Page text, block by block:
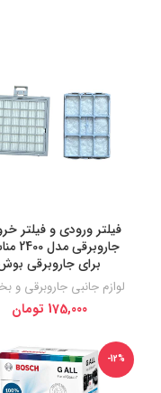
فیلتر ورودی و فیلتر
برای جاروبرقی
لوازم جانبی جاروبرقی و
175,000 تومان
-12%